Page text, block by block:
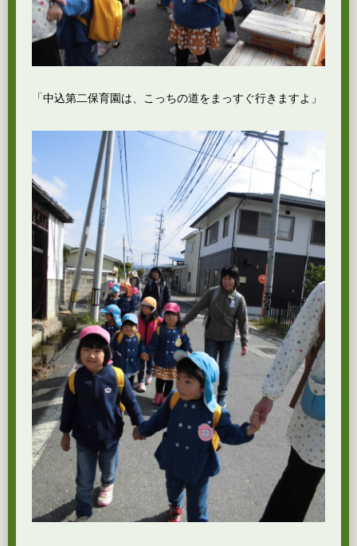
「中込第二保育園は、こっちの道をまっすぐ行きますよ」